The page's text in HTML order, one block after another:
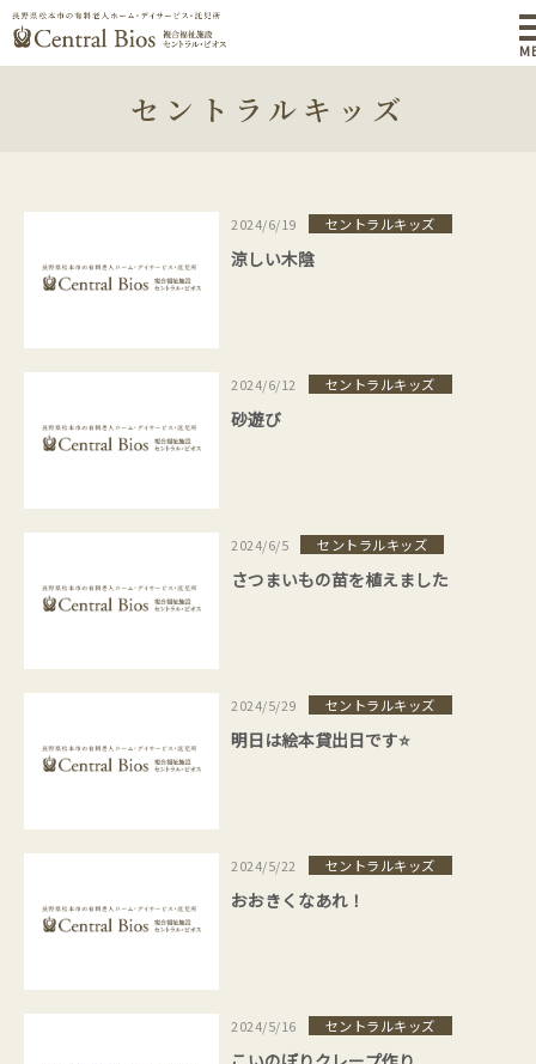
セントラルキッズ
2024/6/19 セントラルキッズ
涼しい木陰
2024/6/12 セントラルキッズ
砂遊び
2024/6/5 セントラルキッズ
さつまいもの苗を植えました
2024/5/29 セントラルキッズ
明日は絵本貸出日です⭐
2024/5/22 セントラルキッズ
おおきくなあれ！
2024/5/16 セントラルキッズ